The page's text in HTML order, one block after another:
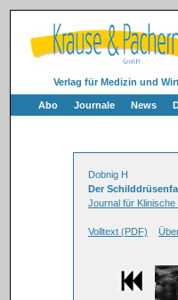
Verlag für Medizin und
Abo Journale News
Dobnig H
Der
Journal für
Volltext (PDF)